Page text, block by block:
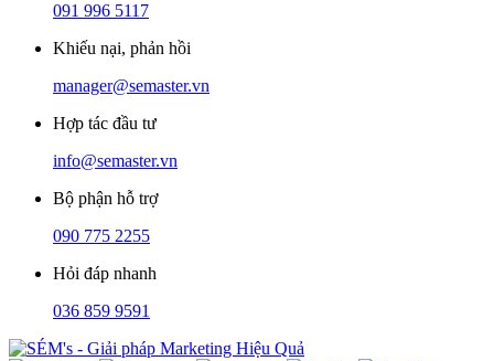
091 996 5117
Khiếu nại, phản hồi
manager@semaster.vn
Hợp tác đầu tư
info@semaster.vn
Bộ phận hỗ trợ
090 775 2255
Hỏi đáp nhanh
036 859 9591